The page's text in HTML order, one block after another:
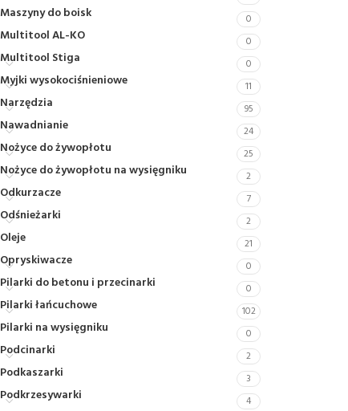
Maszyny do boisk 0
Multitool AL-KO 0
Multitool Stiga 0
Myjki wysokociśnieniowe 11
Narzędzia 95
Nawadnianie 24
Nożyce do żywopłotu 25
Nożyce do żywopłotu na wysięgniku 2
Odkurzacze 7
Odśnieżarki 2
Oleje 21
Opryskiwacze 0
Pilarki do betonu i przecinarki 0
Pilarki łańcuchowe 102
Pilarki na wysięgniku 0
Podcinarki 2
Podkaszarki 3
Podkrzesywarki 4